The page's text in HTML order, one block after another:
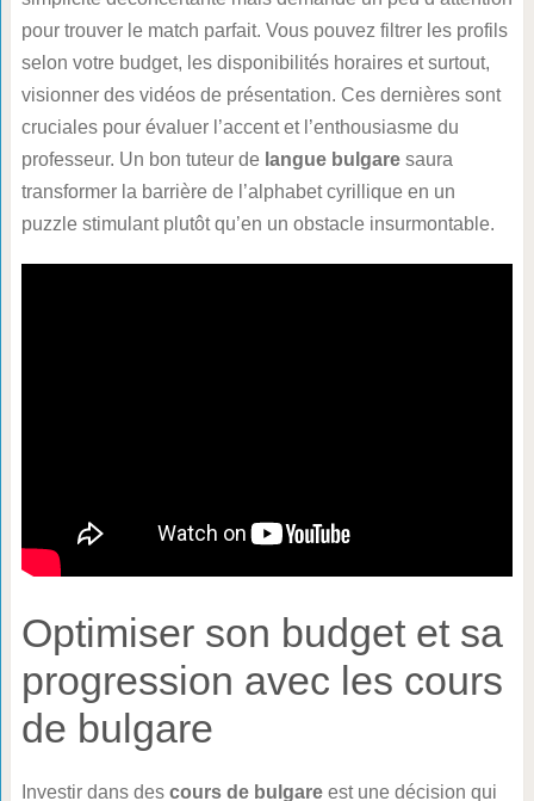
pour trouver le match parfait. Vous pouvez filtrer les profils
selon votre budget, les disponibilités horaires et surtout,
visionner des vidéos de présentation. Ces dernières sont
cruciales pour évaluer l’accent et l’enthousiasme du
professeur. Un bon tuteur de langue bulgaresaura
transformer la barrière de l’alphabet cyrillique en un
puzzle stimulant plutôt qu’en un obstacle insurmontable.
Optimiser son budget et sa
progression avec les cours
de bulgare
Investir dans des cours de bulgareest une décision qui